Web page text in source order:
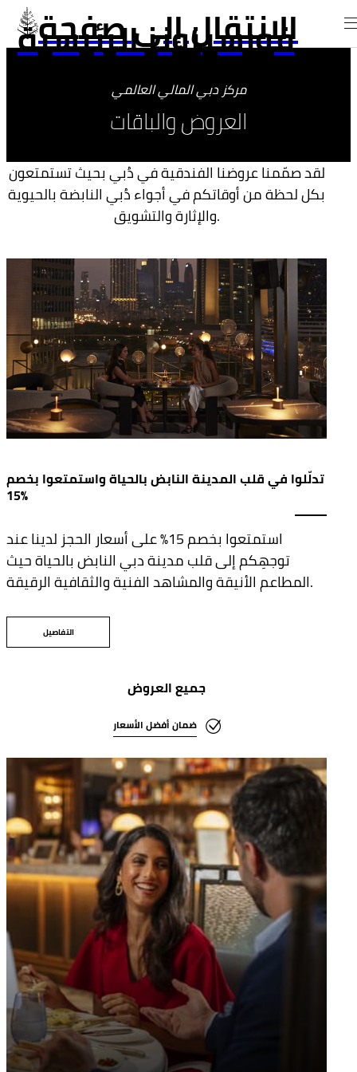
الانتقال إلى صفحة
فورسيزونز الرئيسية
مركز دبي المالي العالمي
العروض والباقات
لقد صمّمنا عروضنا الفندقية في دُبي بحيث تستمتعون
بكل لحظة من أوقاتكم في أجواء دُبي النابضة بالحيوية
والإثارة والتشويق.
تدلّلوا في قلب المدينة النابض بالحياة واستمتعوا بخصم
15%
استمتعوا بخصم 15% على أسعار الحجز لدينا عند
توجهِكم إلى قلب مدينة دبي النابض بالحياة حيث
المطاعم الأنيقة والمشاهد الفنية والثقافية الرقيقة.
التفاصيل
جميع العروض
ضمان أفضل الأسعار